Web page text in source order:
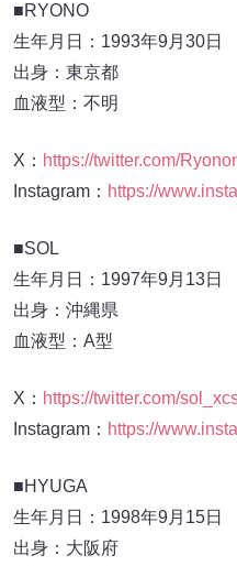
■RYONO
生年月日：1993年9月30日
出身：東京都
血液型：不明
X： https://twitter.com/
Instagram： https://
■SOL
生年月日：1997年9月13日
出身：沖縄県
血液型：A型
X： https://twitter.com/
Instagram： https://
■HYUGA
生年月日：1998年9月15日
出身：大阪府